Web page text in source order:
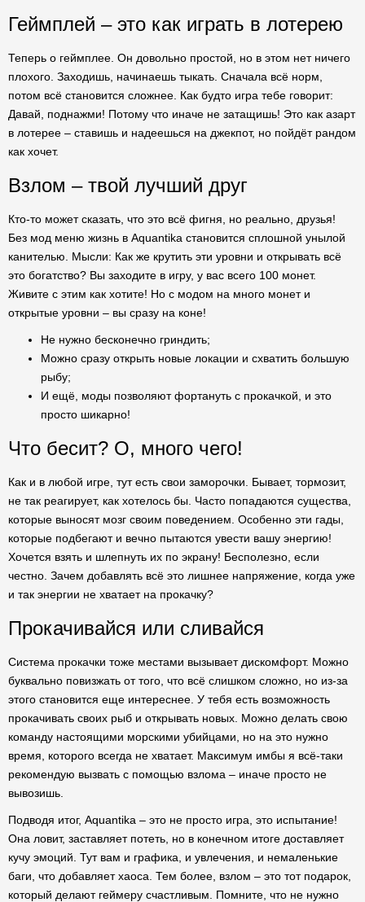
Геймплей – это как играть в лотерею
Теперь о геймплее. Он довольно простой, но в этом нет ничего
плохого. Заходишь, начинаешь тыкать. Сначала всё норм,
потом всё становится сложнее. Как будто игра тебе говорит:
Давай, поднажми! Потому что иначе не затащишь! Это как азарт
в лотерее – ставишь и надеешься на джекпот, но пойдёт рандом
как хочет.
Взлом – твой лучший друг
Кто-то может сказать, что это всё фигня, но реально, друзья!
Без мод меню жизнь в Aquantika становится сплошной унылой
канителью. Мысли: Как же крутить эти уровни и открывать всё
это богатство? Вы заходите в игру, у вас всего 100 монет.
Живите с этим как хотите! Но с модом на много монет и
открытые уровни – вы сразу на коне!
Не нужно бесконечно гриндить;
Можно сразу открыть новые локации и схватить большую
рыбу;
И ещё, моды позволяют фортануть с прокачкой, и это
просто шикарно!
Что бесит? О, много чего!
Как и в любой игре, тут есть свои заморочки. Бывает, тормозит,
не так реагирует, как хотелось бы. Часто попадаются существа,
которые выносят мозг своим поведением. Особенно эти гады,
которые подбегают и вечно пытаются увести вашу энергию!
Хочется взять и шлепнуть их по экрану! Бесполезно, если
честно. Зачем добавлять всё это лишнее напряжение, когда уже
и так энергии не хватает на прокачку?
Прокачивайся или сливайся
Система прокачки тоже местами вызывает дискомфорт. Можно
буквально повизжать от того, что всё слишком сложно, но из-за
этого становится еще интереснее. У тебя есть возможность
прокачивать своих рыб и открывать новых. Можно делать свою
команду настоящими морскими убийцами, но на это нужно
время, которого всегда не хватает. Максимум имбы я всё-таки
рекомендую вызвать с помощью взлома – иначе просто не
вывозишь.
Подводя итог, Aquantika – это не просто игра, это испытание!
Она ловит, заставляет потеть, но в конечном итоге доставляет
кучу эмоций. Тут вам и графика, и увлечения, и немаленькие
баги, что добавляет хаоса. Тем более, взлом – это тот подарок,
который делают геймеру счастливым. Помните, что не нужно